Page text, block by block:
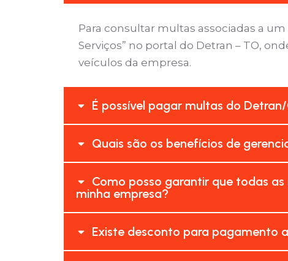
Para consultar multas associadas a
Serviços” no portal do Detran – TO,
veículos da empresa.
É possível pagar multas do
Quais são os benefícios de
Como posso garantir que todas
minha empresa?
Existe desconto para pagamento